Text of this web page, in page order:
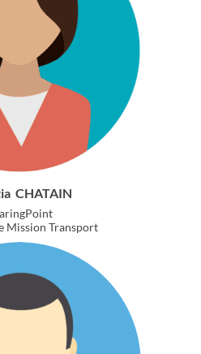
CHATAIN
Mission Transport